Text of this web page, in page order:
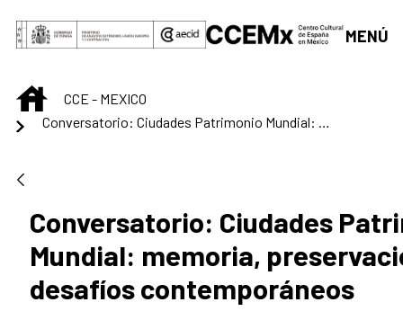
Saltar al contenido principal
MENÚ
INICIOCCE - MEXICO
Conversatorio: Ciudades Patrimonio Mundial: memoria, preservación y desafíos contemporáneos
Conversatorio: Ciudades
Mundial: memoria,
desafíos contemporáneos